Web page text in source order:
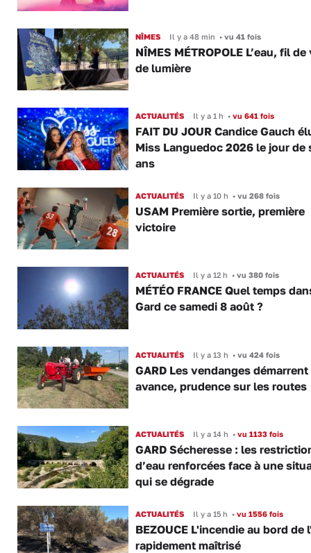
NÎMES Il y a 48 min •vu 41 fois
NÎMES MÉTROPOLE L’eau, fil de
de lumière
ACTUALITÉS Il y a 1 h •vu 641 fois
FAIT DU JOUR Candice Gauch
Miss Languedoc 2026 le jour de
ans
ACTUALITÉS Il y a 10 h •vu 268 fois
USAM Première sortie, première
victoire
ACTUALITÉS Il y a 12 h •vu 380 fois
MÉTÉO FRANCE Quel temps
Gard ce samedi 8 août ?
ACTUALITÉS Il y a 13 h •vu 424 fois
GARD Les vendanges démarrent
avance, prudence sur les routes
ACTUALITÉS Il y a 14 h •vu 1133 fois
GARD Sécheresse : les
d’eau renforcées face à une
qui se dégrade
ACTUALITÉS Il y a 15 h •vu 1556 fois
BEZOUCE L'incendie au bord de
rapidement maîtrisé